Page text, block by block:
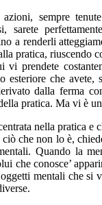
sempre
sarete
a renderli
pratica, riuscendo
prendete
esteriore che avete,
dalla ferma
pratica. Ma vi è
nella pratica e
che non lo è,
Quando la
che conosce’
mentali che si